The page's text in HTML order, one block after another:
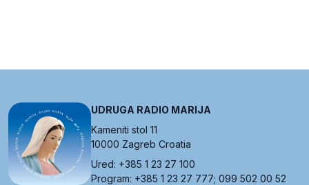
UDRUGA RADIO MARIJA
Kameniti stol 11
10000 Zagreb Croatia
Ured: +385 1 23 27 100
Program: +385 1 23 27 777; 099 502 00 52